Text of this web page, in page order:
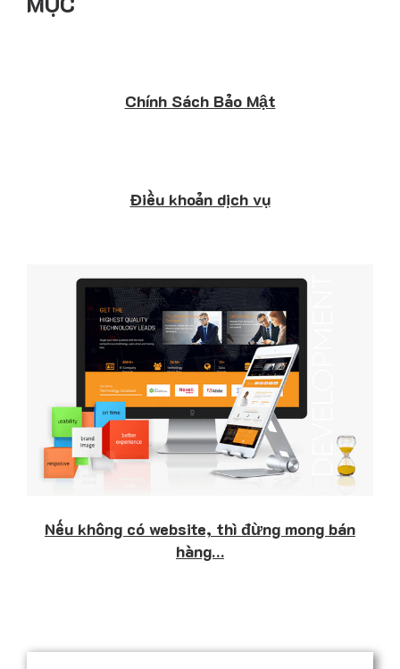
Chính Sách Bảo Mật
Điều khoản dịch vụ
Nếu không có website, thì đừng mong bán
hàng…